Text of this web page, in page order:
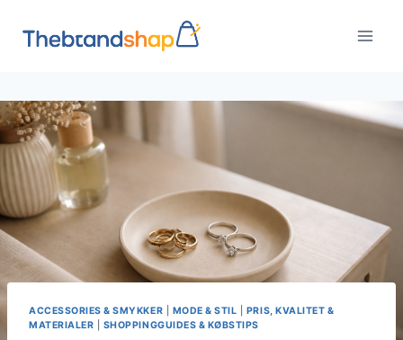
indhold
ACCESSORIES & SMYKKER MODE & STIL
PRIS, KVALITET &
MATERIALER
SHOPPINGGUIDES & KØBSTIPS